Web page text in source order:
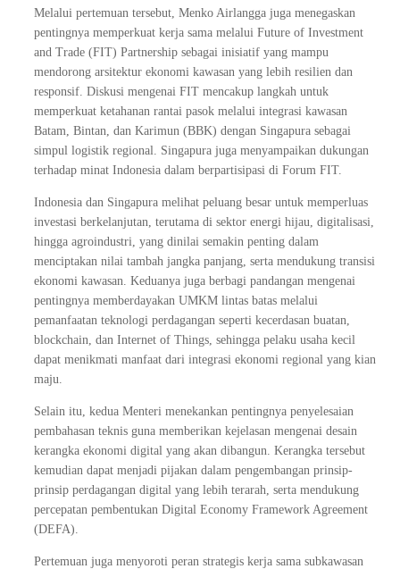
Melalui pertemuan tersebut, Menko Airlangga juga menegaskan
pentingnya memperkuat kerja sama melalui Future of Investment
and Trade (FIT) Partnership sebagai inisiatif yang mampu
mendorong arsitektur ekonomi kawasan yang lebih resilien dan
responsif. Diskusi mengenai FIT mencakup langkah untuk
memperkuat ketahanan rantai pasok melalui integrasi kawasan
Batam, Bintan, dan Karimun (BBK) dengan Singapura sebagai
simpul logistik regional. Singapura juga menyampaikan dukungan
terhadap minat Indonesia dalam berpartisipasi di Forum FIT.
Indonesia dan Singapura melihat peluang besar untuk memperluas
investasi berkelanjutan, terutama di sektor energi hijau, digitalisasi,
hingga agroindustri, yang dinilai semakin penting dalam
menciptakan nilai tambah jangka panjang, serta mendukung transisi
ekonomi kawasan. Keduanya juga berbagi pandangan mengenai
pentingnya memberdayakan UMKM lintas batas melalui
pemanfaatan teknologi perdagangan seperti kecerdasan buatan,
blockchain, dan Internet of Things, sehingga pelaku usaha kecil
dapat menikmati manfaat dari integrasi ekonomi regional yang kian
maju.
Selain itu, kedua Menteri menekankan pentingnya penyelesaian
pembahasan teknis guna memberikan kejelasan mengenai desain
kerangka ekonomi digital yang akan dibangun. Kerangka tersebut
kemudian dapat menjadi pijakan dalam pengembangan prinsip-
prinsip perdagangan digital yang lebih terarah, serta mendukung
percepatan pembentukan Digital Economy Framework Agreement
(DEFA).
Pertemuan juga menyoroti peran strategis kerja sama subkawasan